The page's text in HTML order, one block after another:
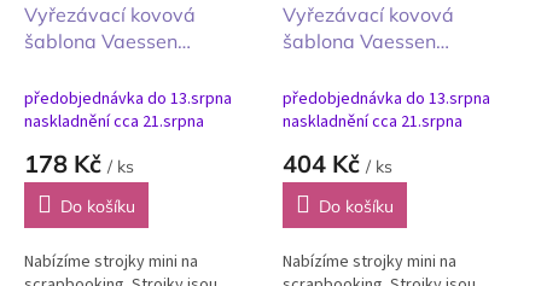
Vyřezávací kovová
šablona Vaessen
Papírové pečetě
předobjednávka do 13.srpna
naskladnění cca 21.srpna
178 Kč / ks
Do košíku
Nabízíme strojky mini na
Vyřezávací kovová
šablona Vaessen
Baubles 12 ks Vánoční
ozdoby
předobjednávka do 13.srpna
naskladnění cca 21.srpna
404 Kč / ks
Do košíku
Nabízíme strojky mini na